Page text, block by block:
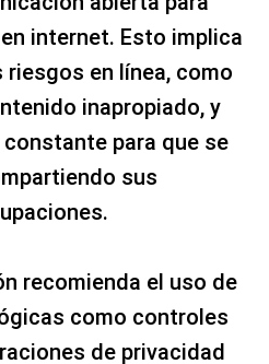
internet. Esto implica
en línea, como
inapropiado, y
para que se
sus
recomienda el uso de
como controles
de privacidad